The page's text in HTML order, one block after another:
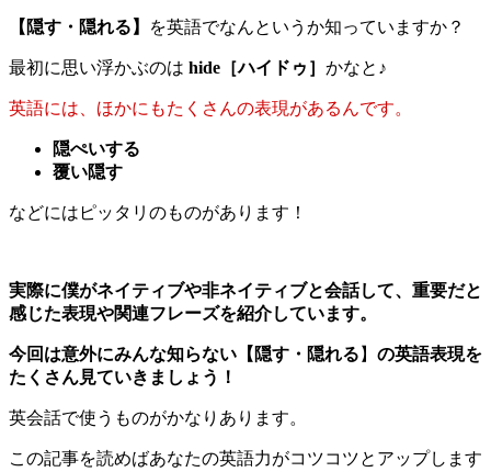
【隠す・隠れる】 を英語でなんというか知っていますか？
最初に思い浮かぶのは hide［ハイドゥ］ かなと♪
英語には、ほかにもたくさんの表現があるんです。
隠ぺいする
覆い隠す
などにはピッタリのものがあります！
実際に僕がネイティブや非ネイティブと会話して、重要だと
感じた表現や関連フレーズを紹介しています。
今回は意外にみんな知らない【隠す・隠れる 】 の英語表現を
たくさん見ていきましょう！
英会話で使うものがかなりあります。
この記事を読めばあなたの英語力がコツコツとアップします